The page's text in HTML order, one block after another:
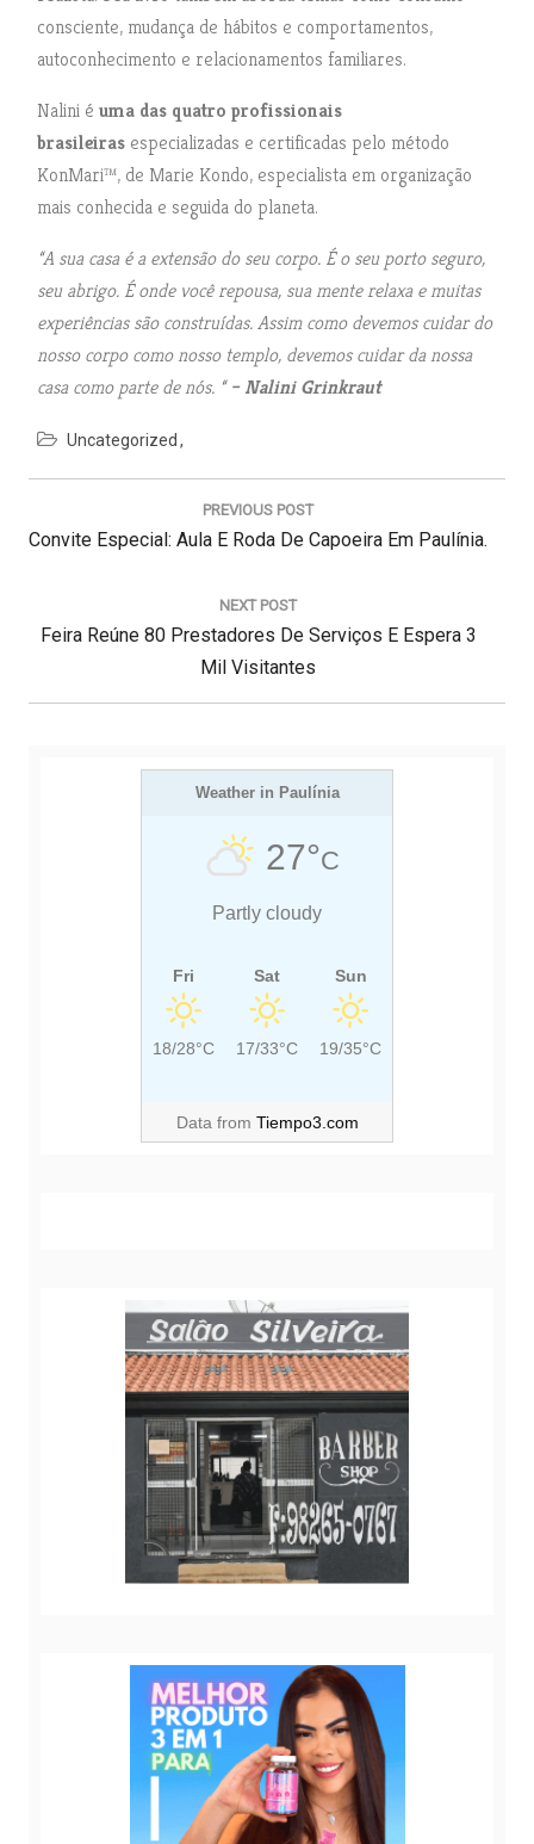
consciente, mudança de hábitos e comportamentos,
autoconhecimento e relacionamentos familiares.
Nalini é uma das quatro profissionais
brasileiras especializadas e certificadas pelo método
KonMari™, de Marie Kondo, especialista em organização
mais conhecida e seguida do planeta.
“A sua casa é a extensão do seu corpo. É o seu porto seguro,
seu abrigo. É onde você repousa, sua mente relaxa e muitas
experiências são construídas. Assim como devemos cuidar do
nosso corpo como nosso templo, devemos cuidar da nossa
casa como parte de nós. “– Nalini Grinkraut
Uncategorized
N
e
d
PREVIOUS POST
P
O
Convite Especial: Aula E Roda De Capoeira Em Paulínia.
NEXT POST
N
X
Feira Reúne 80 Prestadores De Serviços E Espera 3
Mil Visitantes
Weather in Paulínia
27°C
Partly cloudy
Fri
18/28°C
Sat
17/33°C
Sun
19/35°C
Data from Tiempo3.com